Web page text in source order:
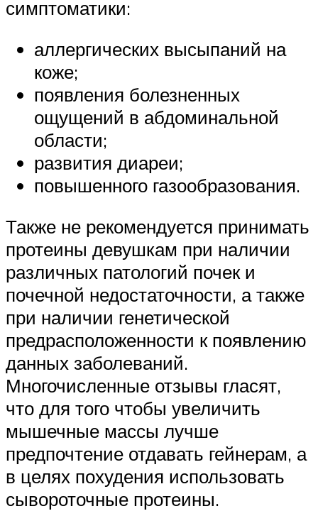
симптоматики:
аллергических высыпаний на
коже;
появления болезненных
ощущений в абдоминальной
области;
развития диареи;
повышенного газообразования.
Также не рекомендуется принимать
протеины девушкам при наличии
различных патологий почек и
почечной недостаточности, а также
при наличии генетической
предрасположенности к появлению
данных заболеваний.
Многочисленные отзывы гласят,
что для того чтобы увеличить
мышечные массы лучше
предпочтение отдавать гейнерам, а
в целях похудения использовать
сывороточные протеины.